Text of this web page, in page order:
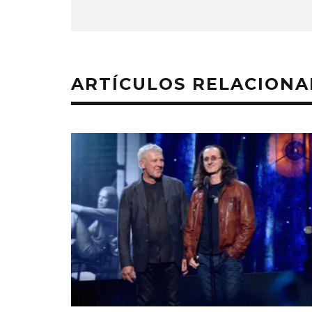
ARTÍCULOS